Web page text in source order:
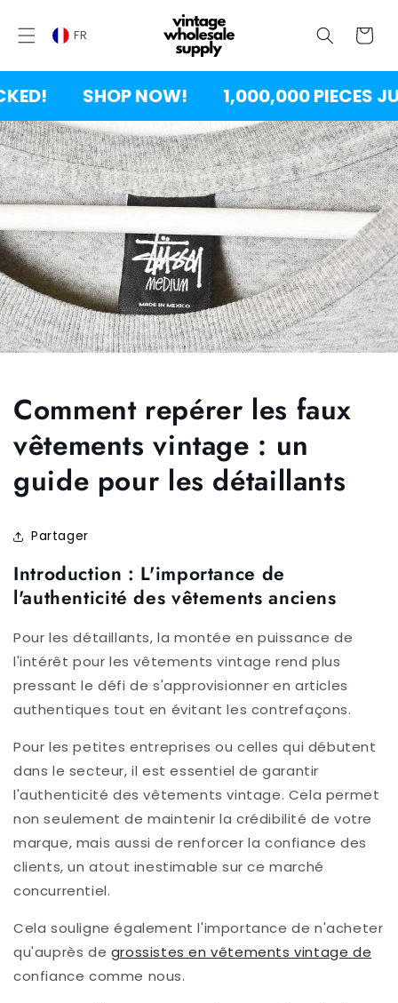
CONTENT
Chariot
FR
SHOP NOW! 1,000,000 PIECES JUST
Comment repérer les faux
vêtements vintage : un
guide pour les détaillants
Partager
Introduction : L'importance de
l'authenticité des vêtements anciens
Pour les détaillants, la montée en puissance de
l'intérêt pour les vêtements vintage rend plus
pressant le défi de s'approvisionner en articles
authentiques tout en évitant les contrefaçons.
Pour les petites entreprises ou celles qui débutent
dans le secteur, il est essentiel de garantir
l'authenticité des vêtements vintage. Cela permet
non seulement de maintenir la crédibilité de votre
marque, mais aussi de renforcer la confiance des
clients, un atout inestimable sur ce marché
concurrentiel.
Cela souligne également l'importance de n'acheter
qu'auprès de grossistes en vêtements vintage de
confiance comme nous.